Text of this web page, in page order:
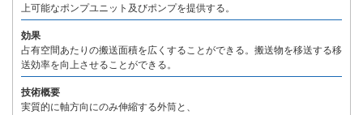
上可能なポンプユニット及びポンプを提供する。
効果
占有空間あたりの搬送面積を広くすることができる。搬送物を移送する移
送効率を向上させることができる。
技術概要
実質的に軸方向にのみ伸縮する外筒と、